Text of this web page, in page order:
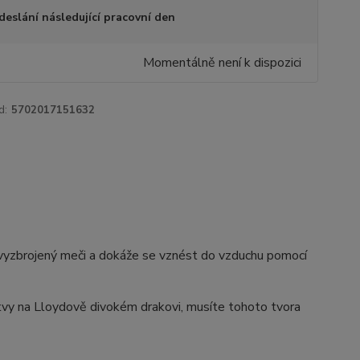
následující pracovní den
Momentálně není k dispozici
5702017151632
meči a dokáže se vznést do vzduchu pomocí
na Lloydově divokém drakovi, musíte tohoto tvora